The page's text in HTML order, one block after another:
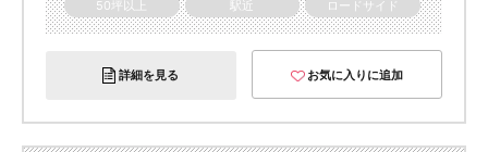
50坪以上
駅近 ロードサイド
詳細を見る お気に入りに追加